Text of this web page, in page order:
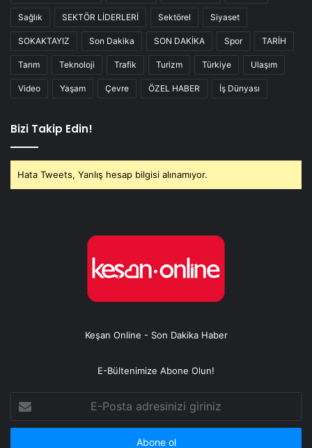
Sağlık SEKTÖR LİDERLERİ Sektörel Siyaset
SOKAKTAYIZ Son Dakika SON DAKİKA Spor TARİH
Tarım Teknoloji Trafik Turizm Türkiye Ulaşım
Video Yaşam Çevre ÖZEL HABER İş Dünyası
Bizi Takip Edin!
Hata Tweets, Yanlış hesap bilgisi alınamıyor.
Keşan Online - Son Dakika Haber
E-Bültenimize Abone Olun!
Posta
adresinizi